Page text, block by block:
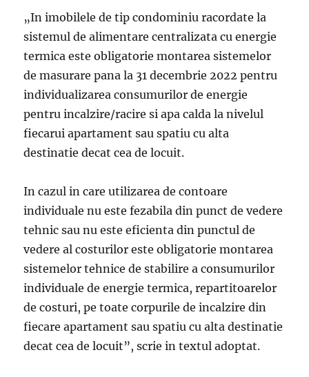
„In imobilele de tip condominiu racordate la
sistemul de alimentare centralizata cu energie
termica este obligatorie montarea sistemelor
de masurare pana la 31 decembrie 2022 pentru
individualizarea consumurilor de energie
pentru incalzire/racire si apa calda la nivelul
fiecarui apartament sau spatiu cu alta
destinatie decat cea de locuit.
In cazul in care utilizarea de contoare
individuale nu este fezabila din punct de vedere
tehnic sau nu este eficienta din punctul de
vedere al costurilor este obligatorie montarea
sistemelor tehnice de stabilire a consumurilor
individuale de energie termica, repartitoarelor
de costuri, pe toate corpurile de incalzire din
fiecare apartament sau spatiu cu alta destinatie
decat cea de locuit”, scrie in textul adoptat.